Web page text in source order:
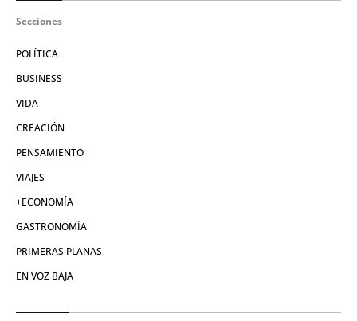
Secciones
POLÍTICA
BUSINESS
VIDA
CREACIÓN
PENSAMIENTO
VIAJES
+ECONOMÍA
GASTRONOMÍA
PRIMERAS PLANAS
EN VOZ BAJA